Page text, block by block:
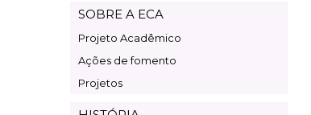
Page
Institucional
SOBRE A ECA
Projeto Acadêmico
Ações de fomento
Projetos